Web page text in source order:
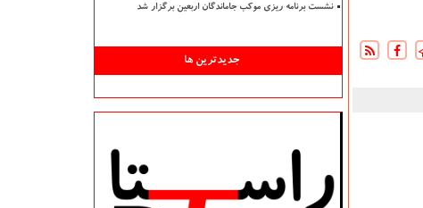
نشست برنامه ریزی موکب جاماندگان اربعین برگزار شد
جدیدترین ها